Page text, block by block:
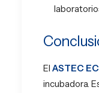
El ASTEC
incubadora.